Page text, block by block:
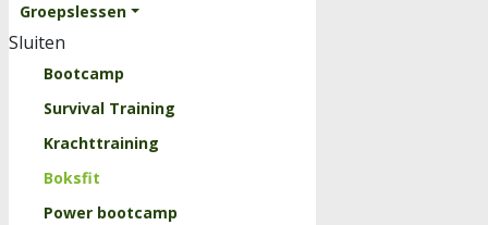
Groepslessen
Sluiten
Bootcamp
Survival Training
Krachttraining
Boksfit
Power bootcamp